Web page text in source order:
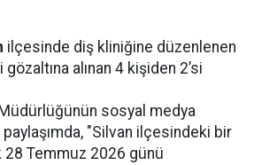
ilçesinde diş kliniğine düzenlenen
gözaltına alınan 4 kişiden 2’si
sosyal medya
paylaşımda, "Silvan ilçesindeki bir
28 Temmuz 2026 günü